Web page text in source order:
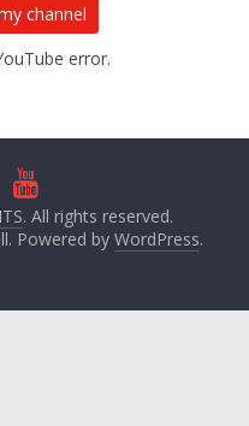
channel
error.
. All rights reserved.
Powered by WordPress.